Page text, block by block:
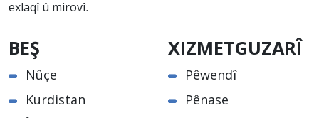
exlaqî û mirovî.
BEŞ
Nûçe
Kurdistan
XIZMETGUZARÎ
Pêwendî
Pênase